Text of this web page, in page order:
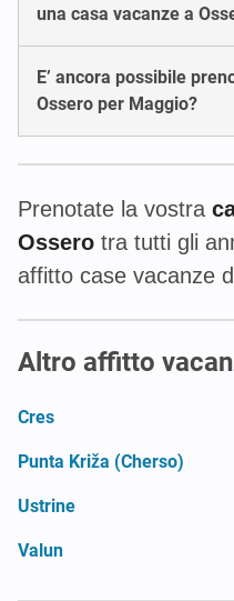
una casa vacanze a
E’ ancora possibile
Ossero per Maggio?
Prenotate la vostra
Ossero tra tutti gli
affitto case vacanze
Altro affitto
Cres
Punta Križa (Cherso)
Ustrine
Valun